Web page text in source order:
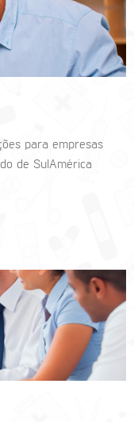
para empresas
de SulAmérica